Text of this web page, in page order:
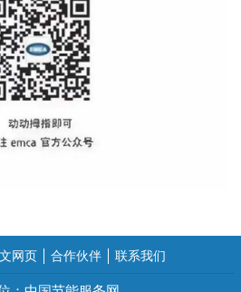
网页 合作伙伴 联系我们